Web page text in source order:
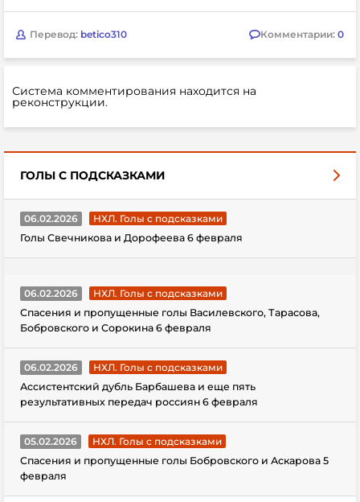
Перевод: betico310 Комментарии: 0
Система комментирования находится на
реконструкции.
ГОЛЫ С ПОДСКАЗКАМИ
06.02.2026
НХЛ. Голы с подсказками
Голы Свечникова и Дорофеева 6 февраля
06.02.2026
НХЛ. Голы с подсказками
Спасения и пропущенные голы Василевского, Тарасова,
Бобровского и Сорокина 6 февраля
06.02.2026
НХЛ. Голы с подсказками
Ассистентский дубль Барбашева и еще пять
результативных передач россиян 6 февраля
05.02.2026
НХЛ. Голы с подсказками
Спасения и пропущенные голы Бобровского и Аскарова 5
февраля